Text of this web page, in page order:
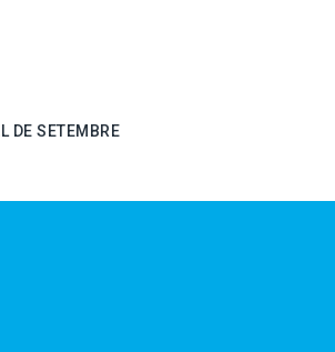
DE SETEMBRE